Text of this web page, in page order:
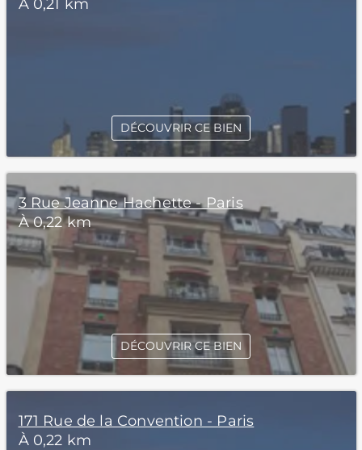
À 0,21 km
DÉCOUVRIR CE BIEN
3 Rue Jeanne Hachette - Paris
À 0,22 km
DÉCOUVRIR CE BIEN
171 Rue de la Convention - Paris
À 0,22 km